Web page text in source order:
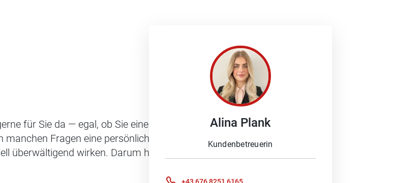
Alina Plank
Kundenbetreuerin
für Sie da — egal, ob Sie einen Schaden melden möchten oder ein
Fragen eine persönliche Beratung braucht. Denn besonders im
überwältigend wirken. Darum helfe ich Ihnen gerne, Ihre Fragen zu